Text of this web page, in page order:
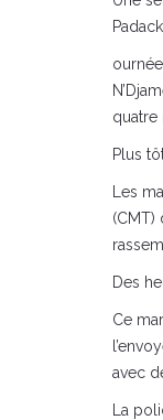
quatre
Plus
Les
(CMT)
Des
Ce
avec
La